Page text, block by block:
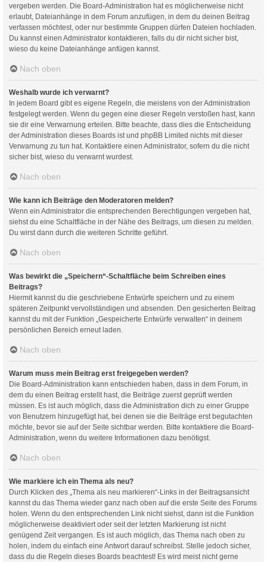
vergeben werden. Die Board-Administration hat es möglicherweise nicht
erlaubt, Dateianhänge in dem Forum anzufügen, in dem du deinen Beitrag
verfassen möchtest, oder nur bestimmte Gruppen dürfen Dateien hochladen.
Du kannst einen Administrator kontaktieren, falls du dir nicht sicher bist,
wieso du keine Dateianhänge anfügen kannst.
Nach oben
Weshalb wurde ich verwarnt?
In jedem Board gibt es eigene Regeln, die meistens von der Administration
festgelegt werden. Wenn du gegen eine dieser Regeln verstoßen hast, kann
sie dir eine Verwarnung erteilen. Bitte beachte, dass dies die Entscheidung
der Administration dieses Boards ist und phpBB Limited nichts mit dieser
Verwarnung zu tun hat. Kontaktiere einen Administrator, sofern du die nicht
sicher bist, wieso du verwarnt wurdest.
Nach oben
Wie kann ich Beiträge den Moderatoren melden?
Wenn ein Administrator die entsprechenden Berechtigungen vergeben hat,
siehst du eine Schaltfläche in der Nähe des Beitrags, um diesen zu melden.
Du wirst dann durch die weiteren Schritte geführt.
Nach oben
Was bewirkt die „Speichern“-Schaltfläche beim Schreiben eines
Beitrags?
Hiermit kannst du die geschriebene Entwürfe speichern und zu einem
späteren Zeitpunkt vervollständigen und absenden. Den gesicherten Beitrag
kannst du mit der Funktion „Gespeicherte Entwürfe verwalten“ in deinem
persönlichen Bereich erneut laden.
Nach oben
Warum muss mein Beitrag erst freigegeben werden?
Die Board-Administration kann entschieden haben, dass in dem Forum, in
dem du einen Beitrag erstellt hast, die Beiträge zuerst geprüft werden
müssen. Es ist auch möglich, dass die Administration dich zu einer Gruppe
von Benutzern hinzugefügt hat, bei denen sie die Beiträge erst begutachten
möchte, bevor sie auf der Seite sichtbar werden. Bitte kontaktiere die Board-
Administration, wenn du weitere Informationen dazu benötigst.
Nach oben
Wie markiere ich ein Thema als neu?
Durch Klicken des „Thema als neu markieren“-Links in der Beitragsansicht
kannst du das Thema wieder ganz nach oben auf die erste Seite des Forums
holen. Wenn du den entsprechenden Link nicht siehst, dann ist die Funktion
möglicherweise deaktiviert oder seit der letzten Markierung ist nicht
genügend Zeit vergangen. Es ist auch möglich, das Thema nach oben zu
holen, indem du einfach eine Antwort darauf schreibst. Stelle jedoch sicher,
dass du die Regeln dieses Boards beachtest! Es wird meist nicht gerne